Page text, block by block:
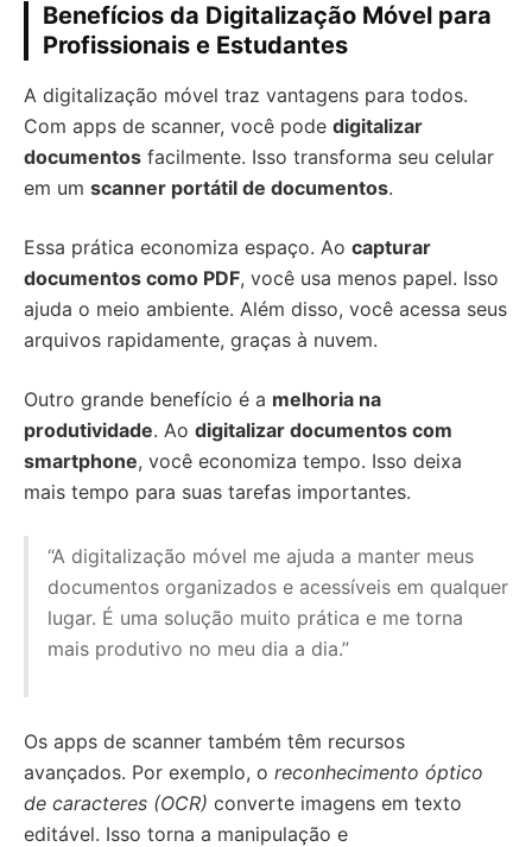
Benefícios da Digitalização Móvel para
Profissionais e Estudantes
A digitalização móvel traz vantagens para todos.
Com apps de scanner, você pode digitalizar
documentos facilmente. Isso transforma seu celular
em um scanner portátil de documentos.
Essa prática economiza espaço. Ao capturar
documentos como PDF, você usa menos papel. Isso
ajuda o meio ambiente. Além disso, você acessa seus
arquivos rapidamente, graças à nuvem.
Outro grande benefício é a melhoria na
produtividade. Ao digitalizar documentos com
smartphone, você economiza tempo. Isso deixa
mais tempo para suas tarefas importantes.
“A digitalização móvel me ajuda a manter meus
documentos organizados e acessíveis em qualquer
lugar. É uma solução muito prática e me torna
mais produtivo no meu dia a dia.”
Os apps de scanner também têm recursos
avançados. Por exemplo, o reconhecimento óptico
de caracteres (OCR) converte imagens em texto
editável. Isso torna a manipulação e